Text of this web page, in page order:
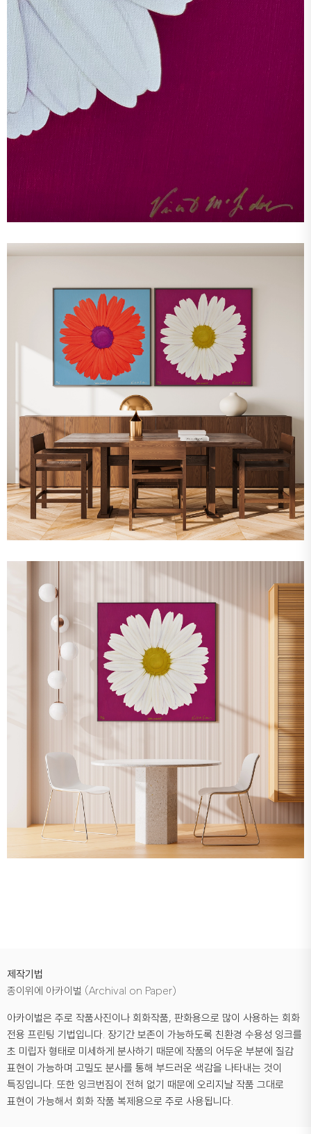
제작기법
종이위에 아카이벌 (Archival on Paper)
아카이벌은 주로 작품사진이나 회화작품, 판화용으로 많이 사용하는 회화
전용 프린팅 기법입니다. 장기간 보존이 가능하도록 친환경 수용성 잉크를
초 미립자 형태로 미세하게 분사하기 때문에 작품의 어두운 부분에 질감
표현이 가능하며 고밀도 분사를 통해 부드러운 색감을 나타내는 것이
특징입니다. 또한 잉크번짐이 전혀 없기 때문에 오리지날 작품 그대로
표현이 가능해서 회화 작품 복제용으로 주로 사용됩니다.